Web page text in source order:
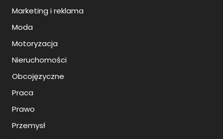
Marketing i reklama
Moda
Motoryzacja
Nieruchomości
Obcojęzyczne
Praca
Prawo
Przemysł